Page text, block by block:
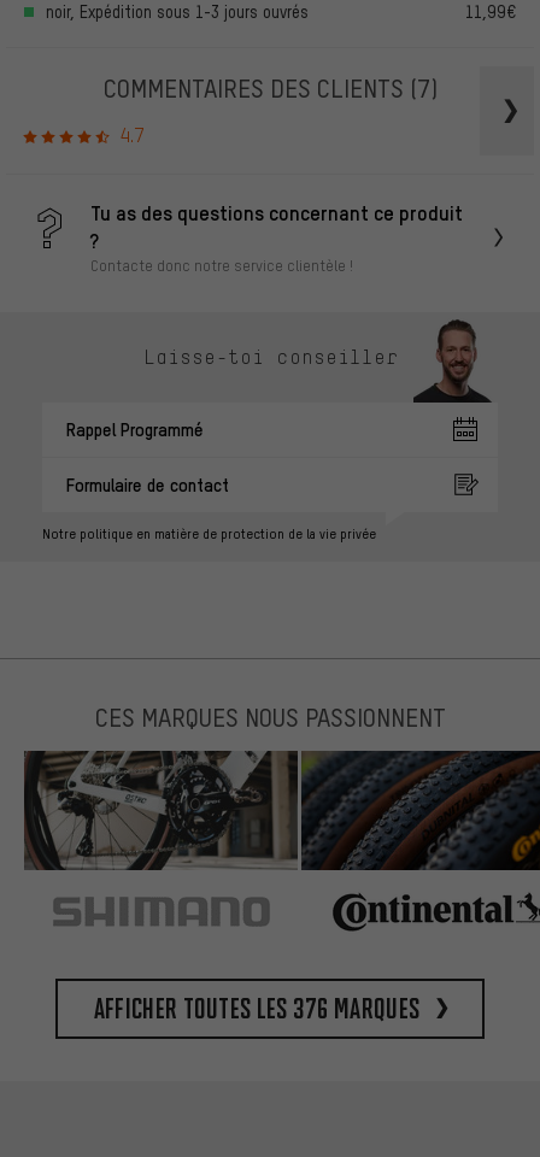
noir, Expédition sous 1-3 jours ouvrés 11,99€
COMMENTAIRES DES CLIENTS (7)
4.7
Tu as des questions concernant ce produit
?
Contacte donc notre service clientèle !
Laisse-toi conseiller
Rappel Programmé
Formulaire de contact
Notre politique en matière de protection de la vie privée
CES MARQUES NOUS PASSIONNENT
Afficher toutes les 376 marques